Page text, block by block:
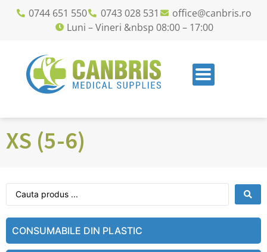
0744 651 550 0743 028 531
office@canbris.ro
Luni – Vineri &nbsp 08:00 – 17:00
XS (5-6)
CONSUMABILE DIN PLASTIC